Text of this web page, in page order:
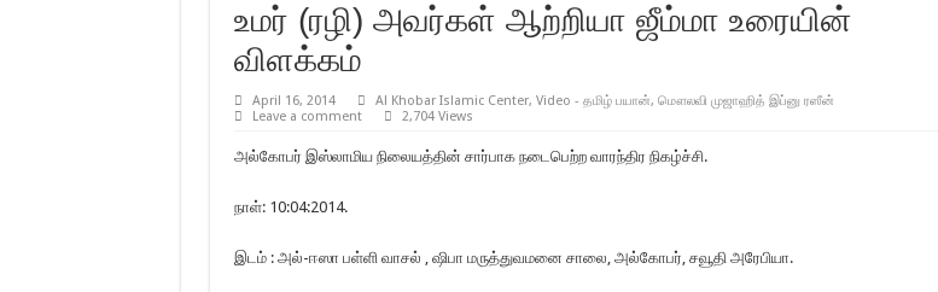
உமர் (ரழி) அவர்கள் ஆற்றியா ஜீம்மா உரையின்
விளக்கம்
April 16, 2014 Al Khobar Islamic Center, Video - தமிழ் பயான், மௌலவி முஜாஹித் இப்னு ரஸீன்
Leave a comment
2,704 Views
அல்கோபர் இஸ்லாமிய நிலையத்தின் சார்பாக நடைபெற்ற வாரந்திர நிகழ்ச்சி.
நாள்: 10:04:2014.
இடம் : அல்-ஈஸா பள்ளி வாசல் , ஷிபா மருத்துவமனை சாலை, அல்கோபர், சவூதி அரேபியா.